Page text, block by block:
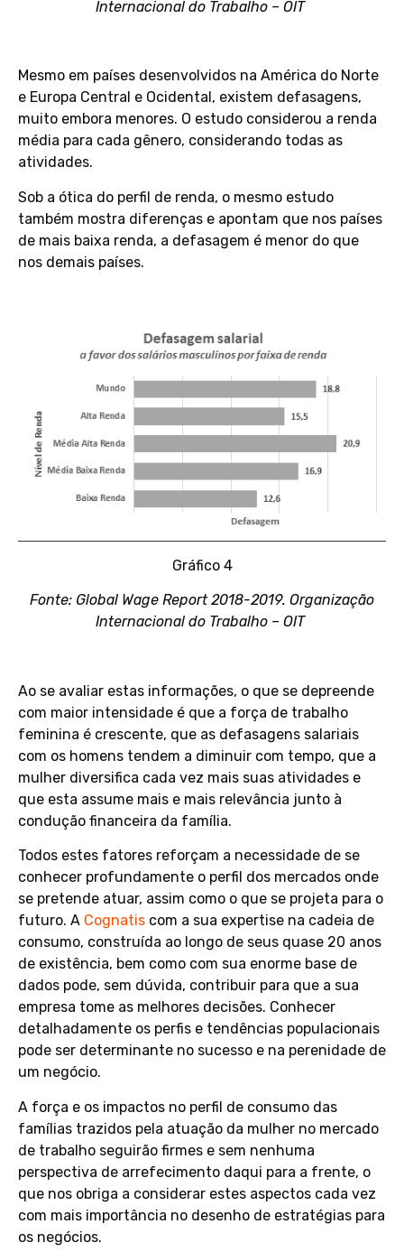
Internacional do Trabalho – OIT
Mesmo em países desenvolvidos na América do Norte
e Europa Central e Ocidental, existem defasagens,
muito embora menores. O estudo considerou a renda
média para cada gênero, considerando todas as
atividades.
Sob a ótica do perfil de renda, o mesmo estudo
também mostra diferenças e apontam que nos países
de mais baixa renda, a defasagem é menor do que
nos demais países.
Gráfico 4
Fonte: Global Wage Report 2018-2019. Organização
Internacional do Trabalho – OIT
Ao se avaliar estas informações, o que se depreende
com maior intensidade é que a força de trabalho
feminina é crescente, que as defasagens salariais
com os homens tendem a diminuir com tempo, que a
mulher diversifica cada vez mais suas atividades e
que esta assume mais e mais relevância junto à
condução financeira da família.
Todos estes fatores reforçam a necessidade de se
conhecer profundamente o perfil dos mercados onde
se pretende atuar, assim como o que se projeta para o
futuro. A Cognatis com a sua expertise na cadeia de
consumo, construída ao longo de seus quase 20 anos
de existência, bem como com sua enorme base de
dados pode, sem dúvida, contribuir para que a sua
empresa tome as melhores decisões. Conhecer
detalhadamente os perfis e tendências populacionais
pode ser determinante no sucesso e na perenidade de
um negócio.
A força e os impactos no perfil de consumo das
famílias trazidos pela atuação da mulher no mercado
de trabalho seguirão firmes e sem nenhuma
perspectiva de arrefecimento daqui para a frente, o
que nos obriga a considerar estes aspectos cada vez
com mais importância no desenho de estratégias para
os negócios.